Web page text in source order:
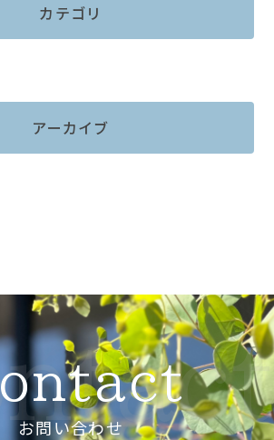
カテゴリ
アーカイブ
お問い合わせ